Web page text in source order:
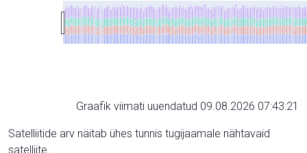
Graafik viimati uuendatud 09.08.2026 07:43:21
Satelliitide arv näitab ühes tunnis tugijaamale nähtavaid
satelliite.